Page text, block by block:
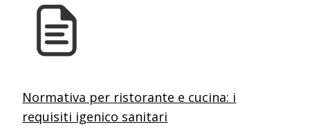
Normativa per ristorante e cucina: i
requisiti igenico sanitari